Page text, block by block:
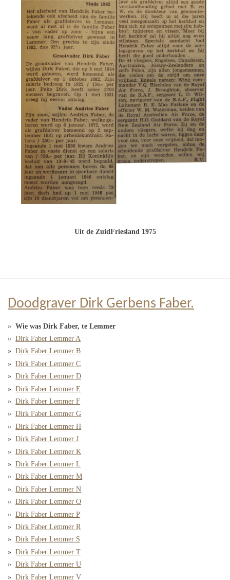
Uit de ZuidFriesland 1975
Doodgraver Dirk Gerbens Faber.
Wie was Dirk Faber, te Lemmer
Dirk Faber Lemmer A
Dirk Faber Lemmer B
Dirk Faber Lemmer C
Dirk Faber Lemmer D
Dirk Faber Lemmer E
Dirk Faber Lemmer F
Dirk Faber Lemmer G
Dirk Faber Lemmer H
Dirk Faber Lemmer J
Dirk Faber Lemmer K
Dirk Faber Lemmer L
Dirk Faber Lemmer M
Dirk Faber Lemmer N
Dirk Faber Lemmer O
Dirk Faber Lemmer P
Dirk Faber Lemmer R
Dirk Faber Lemmer S
Dirk Faber Lemmer T
Dirk Faber Lemmer U
Dirk Faber Lemmer V